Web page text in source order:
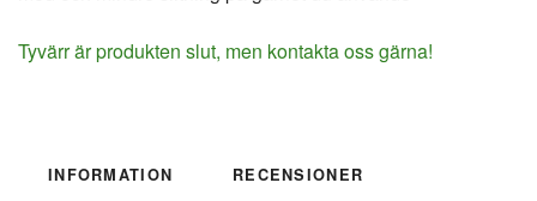
Tyvärr är produkten slut, men kontakta oss gärna!
INFORMATION RECENSIONER